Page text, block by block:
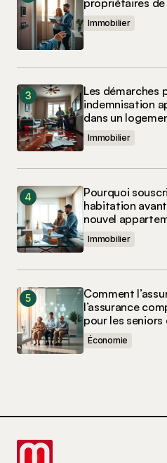
Immobilier
Les démarches
indemnisation
dans un
Immobilier
Pourquoi
habitation avant
nouvel
Immobilier
Comment
l’assurance
pour les seniors
Économie